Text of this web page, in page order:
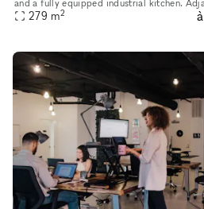
and a fully equipped industrial kitchen.
extensive prop house, brimming with
279 m2